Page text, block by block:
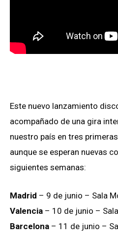
Este nuevo lanzamiento
acompañado de una gira
nuestro país en tres
aunque se esperan nuevas
siguientes semanas:
Madrid – 9 de junio – Sala
Valencia – 10 de junio –
Barcelona – 11 de junio –